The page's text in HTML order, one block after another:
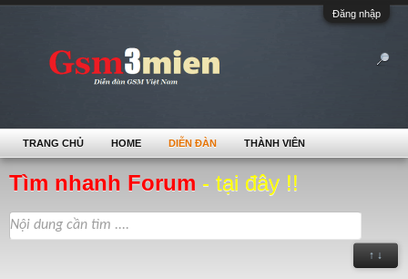
Đăng nhập
Tìm nhanh Forum - tại đây !!
↑ ↓
TRANG CHỦ HOME DIỄN ĐÀN THÀNH VIÊN